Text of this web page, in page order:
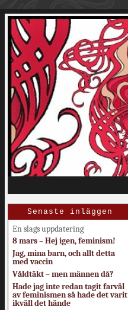
Senaste inläggen
En slags uppdatering
8 mars – Hej igen, feminism!
Jag, mina barn, och allt detta
med vaccin
Våldtäkt – men männen då?
Hade jag inte redan tagit farväl
av feminismen så hade det varit
ikväll det hände